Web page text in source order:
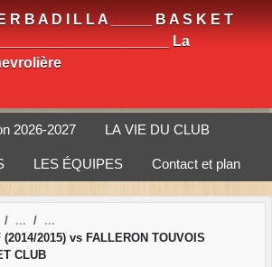
R B A D I L L A _____ B A S K E T
La
2026-2027 LA VIE DU CLUB
LES ÉQUIPES Contact et plan
(2014/2015) vs FALLERON TOUVOIS
CLUB
cookies